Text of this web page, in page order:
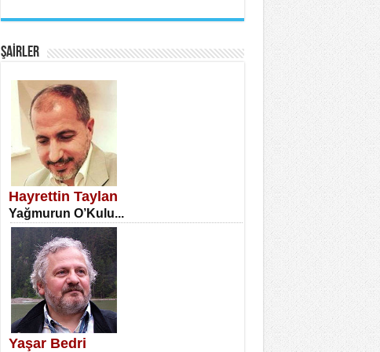
SATILMIŞ ÜMİT ÇETİNKAYA
Erkenlik...
NECLA DİLEK ARSLAN
Öğretmenler Günü Mahkemesi...
ŞAİRLER
Hayrettin Taylan
Yağmurun O’Kulu...
Yaşar Bedri